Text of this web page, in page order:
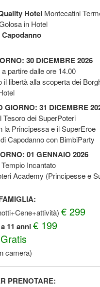
Hotel Montecatini
in Hotel
30 DICEMBRE 2026
partire dalle ore 14.00
il libertà alla scoperta dei
GIORNO: 31 DICEMBRE
Tesoro dei SuperPoteri
la Principessa e il SuperEroe
Capodanno con BimbiParty
01 GENNAIO 2026
Incantato
Academy (Principesse e
€ 299
11 anni€ 199
Gratis
camera)
PRENOTARE: